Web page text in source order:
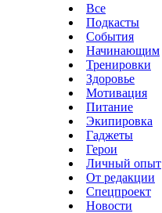
Все
Подкасты
События
Начинающим
Тренировки
Здоровье
Мотивация
Питание
Экипировка
Гаджеты
Герои
Личный опыт
От редакции
Спецпроект
Новости